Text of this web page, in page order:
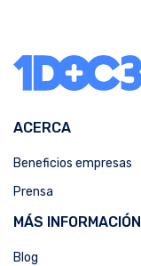
ACERCA
Beneficios empresas
Prensa
MÁS INFORMACIÓN
Blog